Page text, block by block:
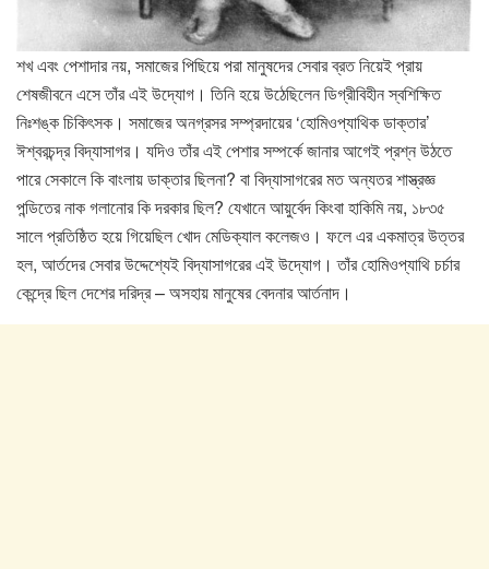
শখ এবং পেশাদার নয়, সমাজের পিছিয়ে পরা মানুষদের সেবার ব্রত নিয়েই প্রায়
শেষজীবনে এসে তাঁর এই উদ্যোগ। তিনি হয়ে উঠেছিলেন ডিগ্রীবিহীন স্বশিক্ষিত
নিঃশঙ্ক চিকিৎসক। সমাজের অনগ্রসর সম্প্রদায়ের ‘হোমিওপ্যাথিক ডাক্তার’
ঈশ্বরচন্দ্র বিদ্যাসাগর। যদিও তাঁর এই পেশার সম্পর্কে জানার আগেই প্রশ্ন উঠতে
পারে সেকালে কি বাংলায় ডাক্তার ছিলনা? বা বিদ্যাসাগরের মত অন্যতর শাস্ত্রজ্ঞ
পন্ডিতের নাক গলানোর কি দরকার ছিল? যেখানে আয়ুর্বেদ কিংবা হাকিমি নয়, ১৮৩৫
সালে প্রতিষ্ঠিত হয়ে গিয়েছিল খোদ মেডিক্যাল কলেজও। ফলে এর একমাত্র উত্তর
হল, আর্তদের সেবার উদ্দেশ্যেই বিদ্যাসাগরের এই উদ্যোগ। তাঁর হোমিওপ্যাথি চর্চার
কেন্দ্রে ছিল দেশের দরিদ্র – অসহায় মানুষের বেদনার আর্তনাদ।